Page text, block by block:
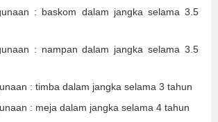
: baskom dalam jangka selama 3.5
: nampan dalam jangka selama 3.5
: timba dalam jangka selama 3 tahun
: meja dalam jangka selama 4 tahun